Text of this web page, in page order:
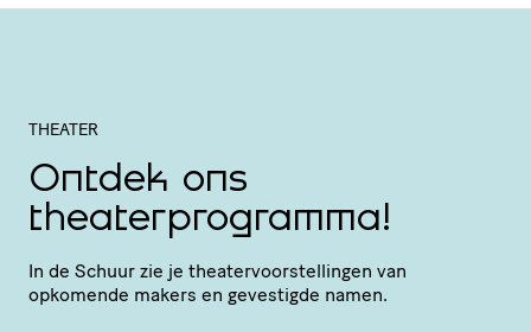
THEATER
Ontdek ons
theaterprogramma!
In de Schuur zie je thea­ter­voor­stel­lingen van
opkomende makers en gevestigde namen.